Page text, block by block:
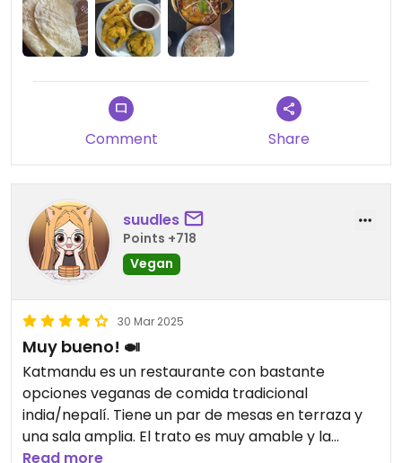
Comment Share
suudles
Points +718
Vegan
30 Mar 2025
Muy bueno! 🍛
Katmandu es un restaurante con bastante
opciones veganas de comida tradicional
india/nepalí. Tiene un par de mesas en terraza y
una sala amplia. El trato es muy amable y la
comida está muy buena. El biryani vegetal está
Read more